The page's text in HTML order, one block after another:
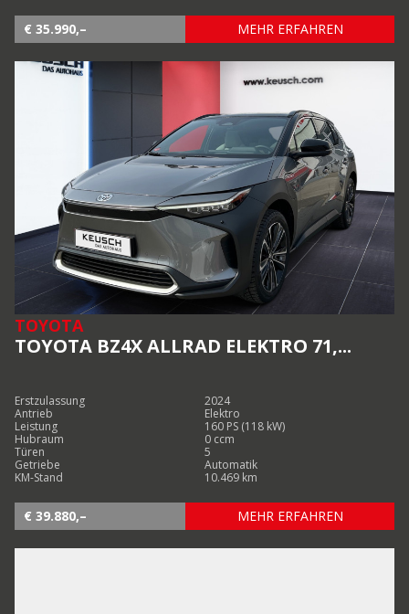
€ 35.990,– MEHR ERFAHREN
TOYOTA
TOYOTA BZ4X ALLRAD ELEKTRO 71,...
Erstzulassung
2024
Antrieb
Elektro
Leistung
160 PS (118 kW)
Hubraum
0 ccm
Türen
5
Getriebe
Automatik
KM-Stand
10.469 km
€ 39.880,– MEHR ERFAHREN